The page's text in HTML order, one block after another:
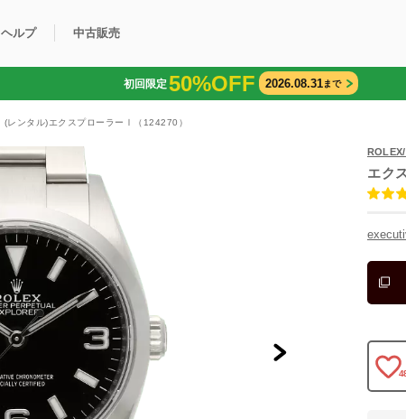
購入可能商品カリトケとは？
ヘルプ
Q&A
中古販売
中古販売商品 ブランド一覧 中古販売について
初回限定50%OFF 2026.08.31まで
(レンタル)エクスプローラーⅠ（124270）
エク